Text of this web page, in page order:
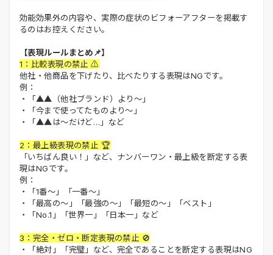
効能効果外の内容や、実際の症状のビフォーアフターを掲載す
るのはお控えください。
【表現ルールまとめ📌】
1：比較表現の禁止 ⚠️
他社・他商品を下げたり、比べたりする表現はNGです。
例：
・「▲▲（他社ブランド）より～」
・「今まで使ってたものより～」
・「▲▲は～だけど…」など
2：最上級表現の禁止 🏆
「いちばん良い！」など、ナンバーワン・最上級を断定する表
現はNGです。
例：
・「1番～」「一番～」
・「最高の～」「最強の～」「最短の～」「ベスト」
・「No.1」「世界一」「日本一」など
3：完全・ゼロ・断定表現の禁止 🚫
・「絶対」「完璧」など、完全であることを断定する表現はNG